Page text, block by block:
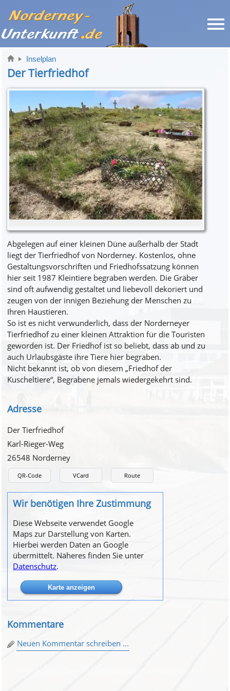
Inselplan
Der Tierfriedhof
Abgelegen auf einer kleinen Düne außerhalb der Stadt
liegt der Tierfriedhof von Norderney. Kostenlos, ohne
Gestaltungsvorschriften und Friedhofssatzung können
hier seit 1987 Kleintiere begraben werden. Die Gräber
sind oft aufwendig gestaltet und liebevoll dekoriert und
zeugen von der innigen Beziehung der Menschen zu
Ihren Haustieren.
So ist es nicht verwunderlich, dass der Norderneyer
Tierfriedhof zu einer kleinen Attraktion für die Touristen
geworden ist. Der Friedhof ist so beliebt, dass ab und zu
auch Urlaubsgäste ihre Tiere hier begraben.
Nicht bekannt ist, ob von diesem „Friedhof der
Kuscheltiere“, Begrabene jemals wiedergekehrt sind.
Adresse
Der Tierfriedhof
Karl-Rieger-Weg
26548 Norderney
QR-Code VCard Route
Wir benötigen Ihre Zustimmung
Diese Webseite verwendet Google
Maps zur Darstellung von Karten.
Hierbei werden Daten an Google
übermittelt. Näheres finden Sie unter
Datenschutz.
Kommentare
Neuen Kommentar schreiben ...